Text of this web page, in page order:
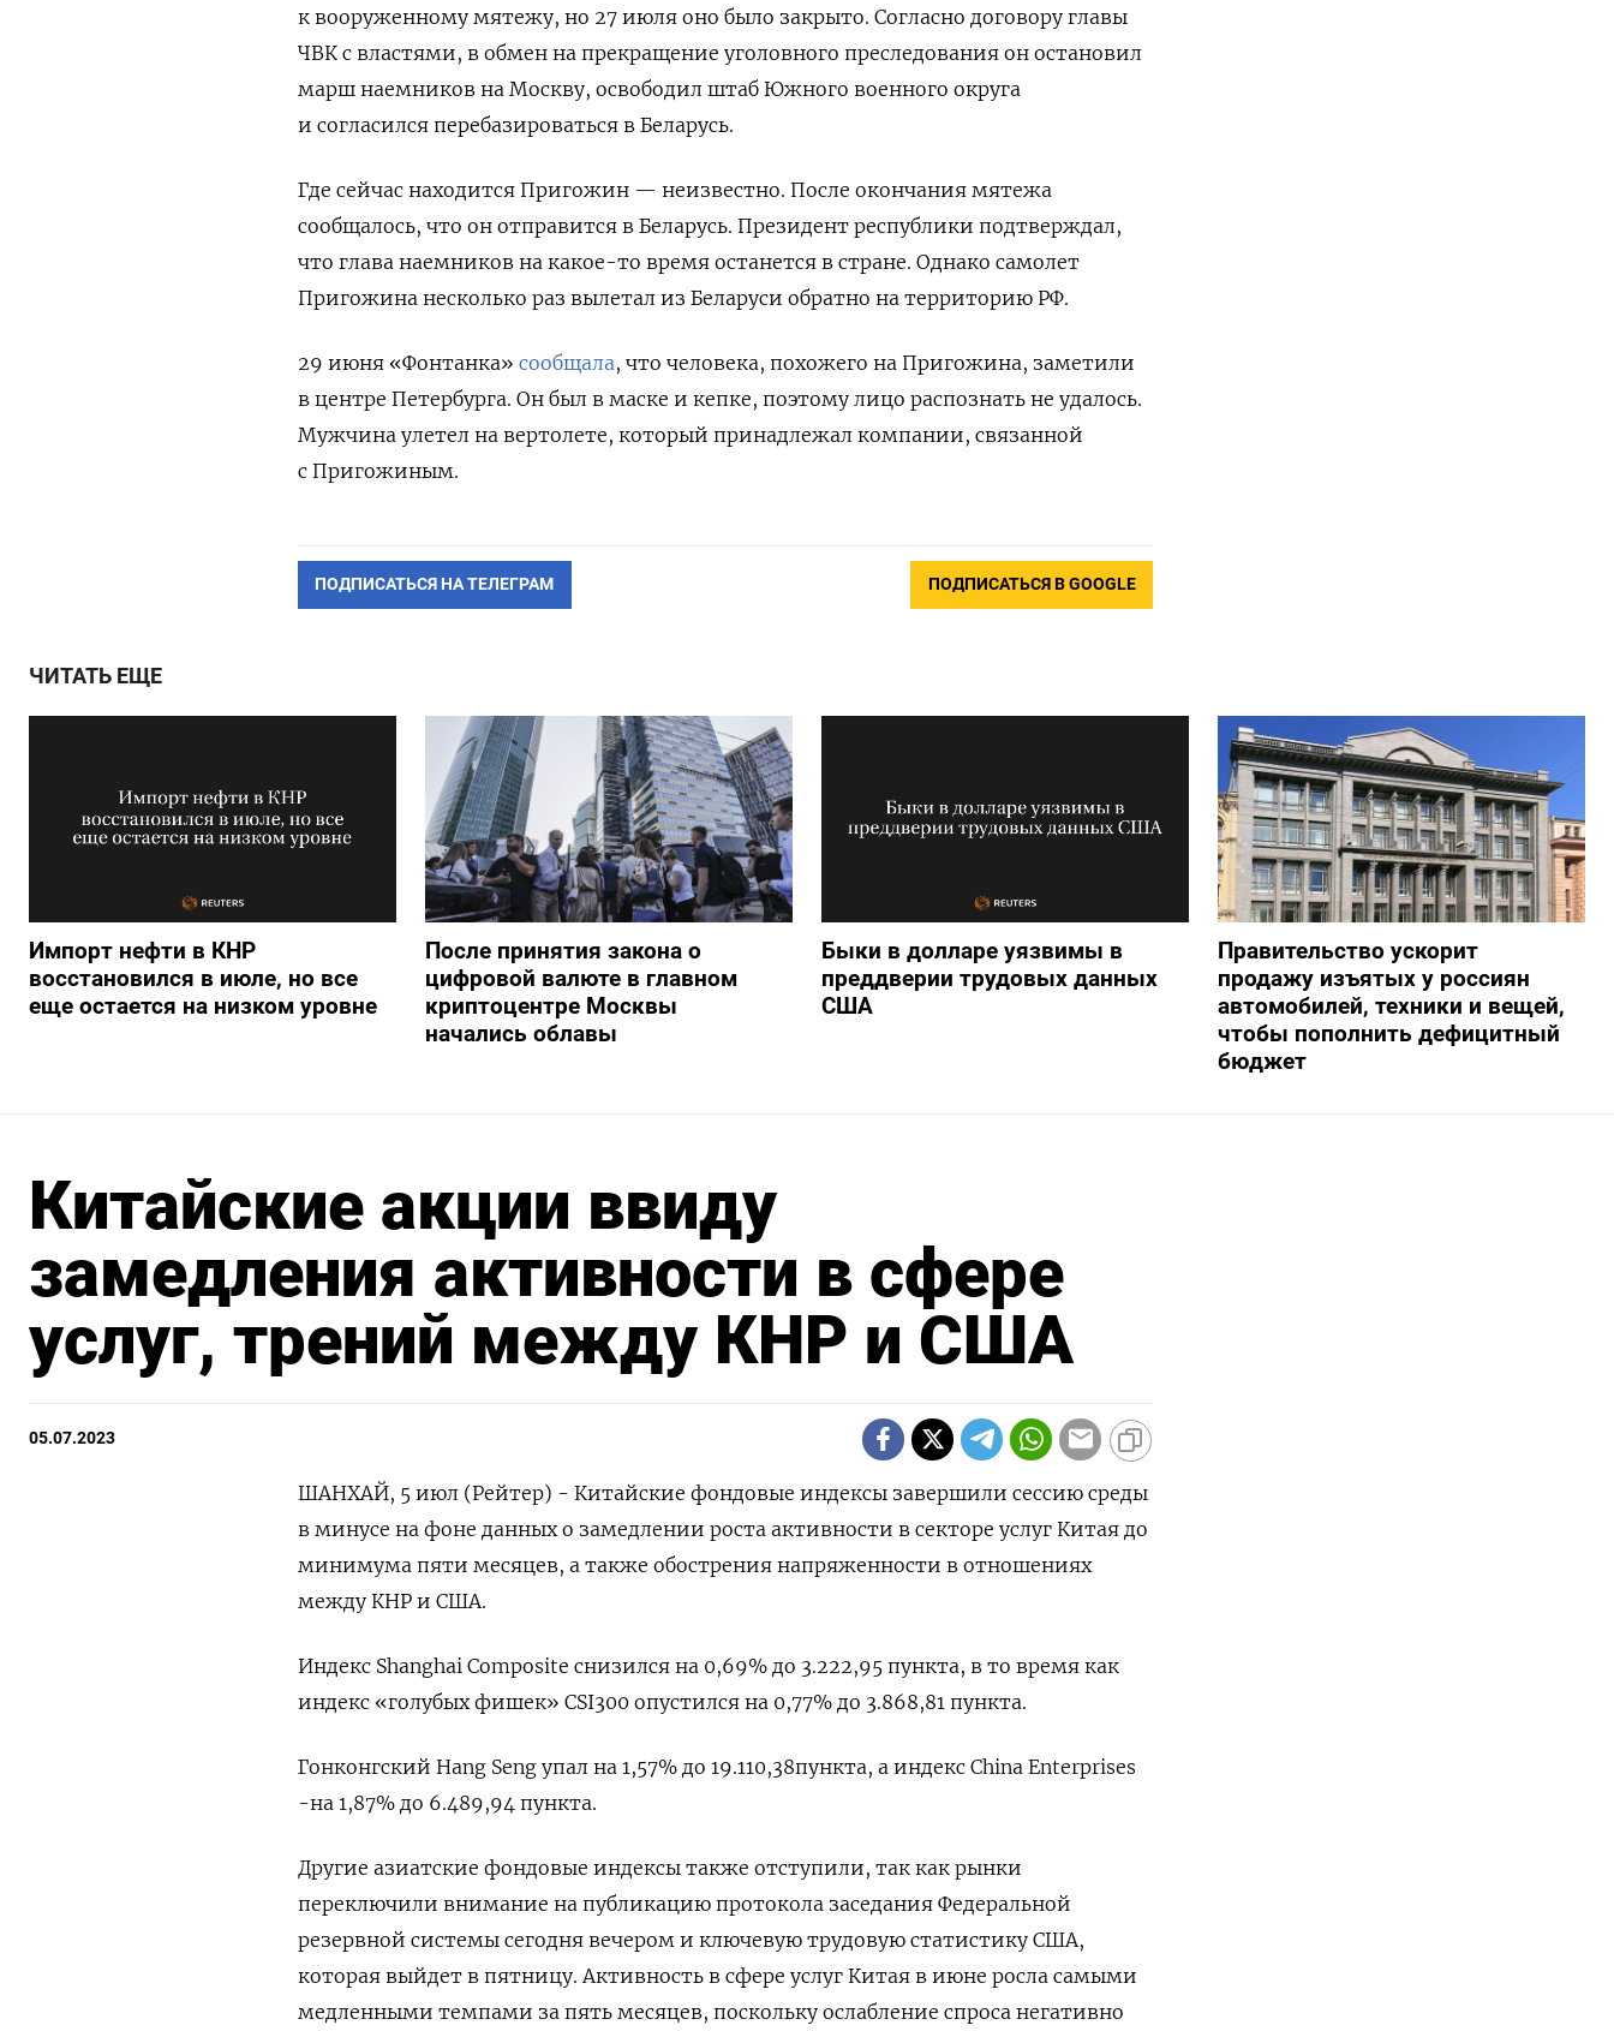
к вооруженному мятежу, но 27 июля оно было закрыто. Согласно договору главы
ЧВК с властями, в обмен на прекращение уголовного преследования он остановил
марш наемников на Москву, освободил штаб Южного военного округа
и согласился перебазироваться в Беларусь.
Где сейчас находится Пригожин — неизвестно. После окончания мятежа
сообщалось, что он отправится в Беларусь. Президент республики подтверждал,
что глава наемников на какое-то время останется в стране. Однако самолет
Пригожина несколько раз вылетал из Беларуси обратно на территорию РФ.
29 июня «Фонтанка» сообщала, что человека, похожего на Пригожина, заметили
в центре Петербурга. Он был в маске и кепке, поэтому лицо распознать не удалось.
Мужчина улетел на вертолете, который принадлежал компании, связанной
с Пригожиным.
ПОДПИСАТЬСЯ НА ТЕЛЕГРАМ ПОДПИСАТЬСЯ В GOOGLE
ЧИТАТЬ ЕЩЕ
Импорт нефти в КНР
восстановился в июле, но все
еще остается на низком уровне
После принятия закона о
цифровой валюте в главном
криптоцентре Москвы
начались облавы
Быки в долларе уязвимы в
преддверии трудовых данных
США
Правительство ускорит
продажу изъятых у россиян
автомобилей, техники и вещей,
чтобы пополнить дефицитный
бюджет
Китайские акции ввиду
замедления активности в сфере
услуг, трений между КНР и США
05.07.2023
ШАНХАЙ, 5 июл (Рейтер) - Китайские фондовые индексы завершили сессию среды
в минусе на фоне данных о замедлении роста активности в секторе услуг Китая до
минимума пяти месяцев, а также обострения напряженности в отношениях
между КНР и США.
Индекс Shanghai Composite снизился на 0,69% до 3.222,95 пункта, в то время как
индекс «голубых фишек» CSI300 опустился на 0,77% до 3.868,81 пункта.
Гонконгский Hang Seng упал на 1,57% до 19.110,38​ пункта, а индекс China Enterprises
-на 1,87% до 6.489,94 пункта.
Другие азиатские фондовые индексы также отступили, так как рынки
переключили внимание на публикацию протокола заседания Федеральной
резервной системы сегодня вечером и ключевую трудовую статистику США,
которая выйдет в пятницу. Активность в сфере услуг Китая в июне росла самыми
медленными темпами за пять месяцев, поскольку ослабление спроса негативно